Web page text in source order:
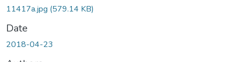
11417a.jpg (579.14 KB)
Date
2018-04-23